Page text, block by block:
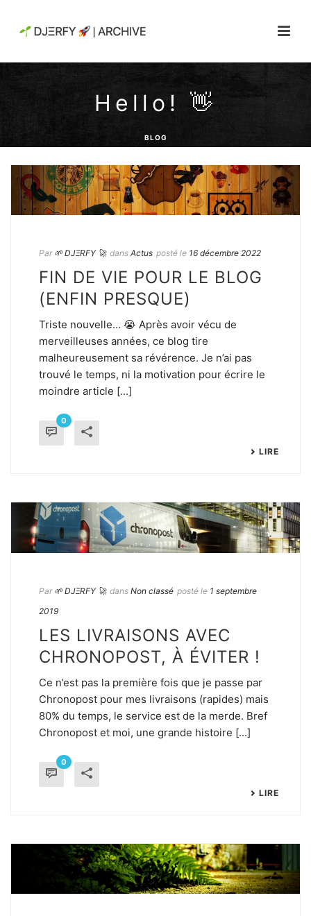
Hello! 👋
BLOG
Par 🌱 DJΞRFY 🚀 dans Actus posté le 16 décembre 2022
FIN DE VIE POUR LE BLOG
(ENFIN PRESQUE)
Triste nouvelle… 😭 Après avoir vécu de
merveilleuses années, ce blog tire
malheureusement sa révérence. Je n’ai pas
trouvé le temps, ni la motivation pour écrire le
moindre article [...]
0
LIRE
Par 🌱 DJΞRFY 🚀 dans Non classé posté le 1 septembre
2019
LES LIVRAISONS AVEC
CHRONOPOST, À ÉVITER !
Ce n’est pas la première fois que je passe par
Chronopost pour mes livraisons (rapides) mais
80% du temps, le service est de la merde. Bref
Chronopost et moi, une grande histoire [...]
0
LIRE